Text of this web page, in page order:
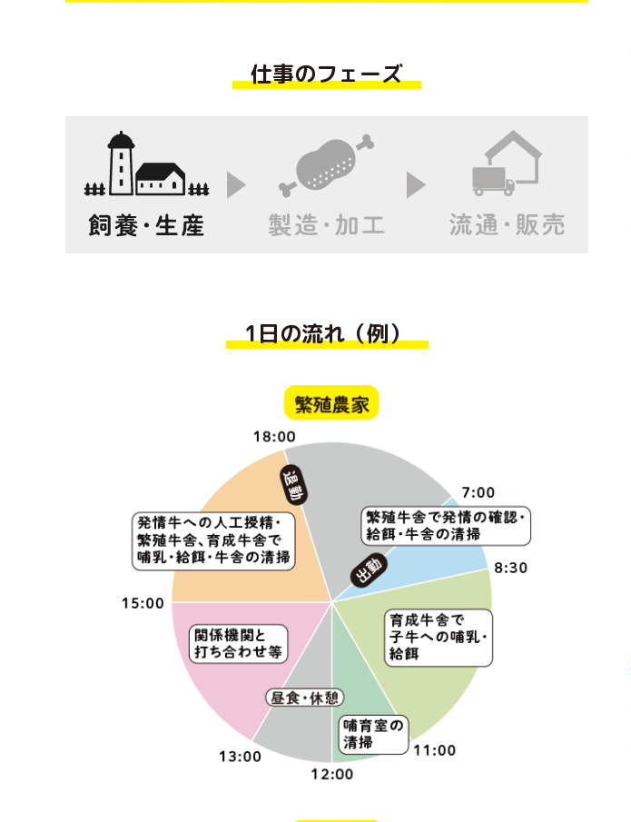
仕事のフェーズ
1日の流れ（例）